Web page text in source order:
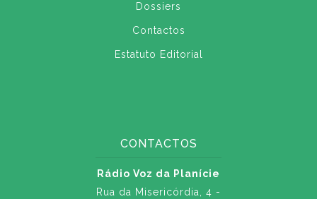
Dossiers
Contactos
Estatuto Editorial
CONTACTOS
Rádio Voz da Planície
Rua da Misericórdia, 4 -